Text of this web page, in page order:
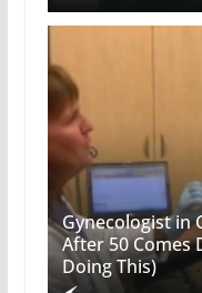
Gynecologist in
After 50 Comes
Doing This)